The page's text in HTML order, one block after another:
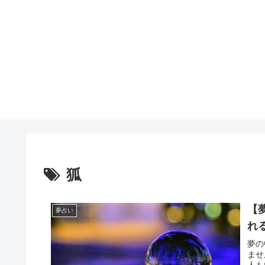
狐
夢占い
れ
夢
ま